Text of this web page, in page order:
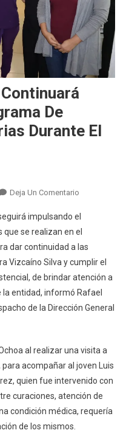
De
Durante El
Deja Un ComentarioEn
Estatal
Colima
Continuará
Impulsando
El
Programa
De
Durante
impulsando el
se realizan en el
dar continuidad a las
Vizcaíno Silva y cumplir el
de brindar atención a
entidad, informó Rafael
de la Dirección General
al realizar una visita a
acompañar al joven Luis
quien fue intervenido con
curaciones, atención de
condición médica, requería
de los mismos.